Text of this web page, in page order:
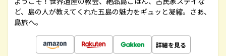
ど、島の人が教えてくれた五島の魅力をギュッと凝縮。さあ、
島旅へ。
詳細を見る